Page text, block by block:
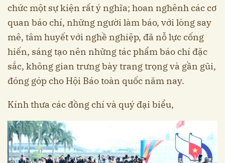
chức một sự kiện rất ý nghĩa; hoan nghênh các cơ
quan báo chí, những người làm báo, với lòng say
mê, tâm huyết với nghề nghiệp, đã nỗ lực cống
hiến, sáng tạo nên những tác phẩm báo chí đặc
sắc, không gian trưng bày trang trọng và gần gũi,
đóng góp cho Hội Báo toàn quốc năm nay.
Kính thưa các đồng chí và quý đại biểu,